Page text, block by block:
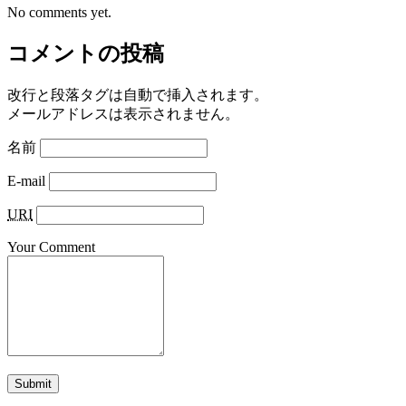
No comments yet.
コメントの投稿
改行と段落タグは自動で挿入されます。
メールアドレスは表示されません。
名前
E-mail
URI
Your Comment
Submit